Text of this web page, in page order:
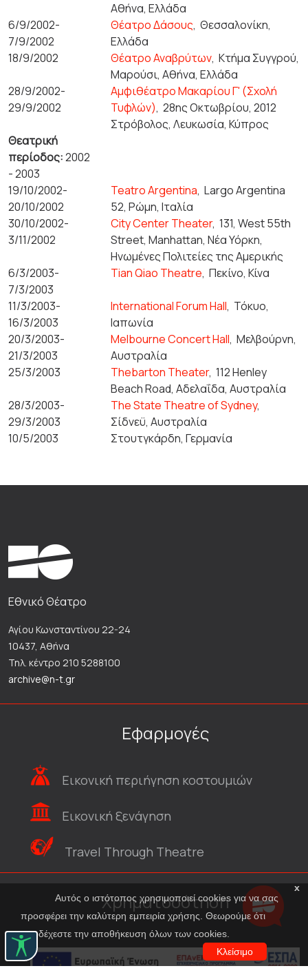
Αθήνα, Ελλάδα
6/9/2002-
7/9/2002
Θέατρο Δάσους,Θεσσαλονίκη,
Ελλάδα
18/9/2002
Θέατρο Αναβρύτων,Κτήμα Συγγρού,
Μαρούσι, Αθήνα, Ελλάδα
28/9/2002-
29/9/2002
Αμφιθέατρο Μακαρίου Γ' (Σχολή
Τυφλών),28ης Οκτωβρίου, 2012
Στρόβολος, Λευκωσία, Κύπρος
Θεατρική
περίοδος:2002
- 2003
19/10/2002-
20/10/2002
Teatro Argentina,Largo Argentina
52, Ρώμη, Ιταλία
30/10/2002-
3/11/2002
City Center Theater,131, West 55th
Street, Manhattan, Νέα Υόρκη,
Ηνωμένες Πολιτείες της Αμερικής
6/3/2003-
7/3/2003
Tian Qiao Theatre,Πεκίνο, Κίνα
11/3/2003-
16/3/2003
International Forum Hall, Τόκυο,
Ιαπωνία
20/3/2003-
21/3/2003
Melbourne Concert Hall,Μελβούρνη,
Αυστραλία
25/3/2003
Thebarton Theater,112 Henley
Beach Road, Αδελαΐδα, Αυστραλία
28/3/2003-
29/3/2003
The State Theatre of Sydney,
Σίδνεϋ, Αυστραλία
10/5/2003
Στουτγκάρδη, Γερμανία
x
Αυτός ο ιστότοπος χρησιμοποιεί cookies για να σας
προσφέρει την καλύτερη εμπειρία χρήσης. Θεωρούμε ότι
αποδέχεστε την αποθήκευση όλων των cookies.
Κλείσιμο
Εθνικό Θέατρο
Αγίου Κωνσταντίνου 22-24
10437, Αθήνα
Τηλ. κέντρο 210 5288100
archive@n-t.gr
Εφαρμογές
Εικονική περιήγηση κοστουμιών
Εικονική ξενάγηση
Travel Through Theatre
Χρηματοδότηση